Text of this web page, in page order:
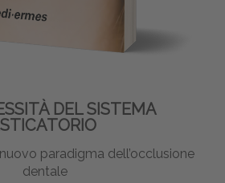
DEL SISTEMA
paradigma dell’occlusione
dentale